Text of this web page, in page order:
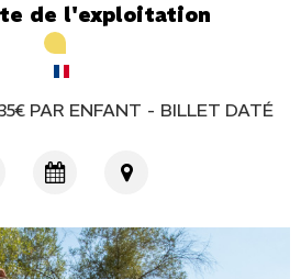
de l'exploitation
PAR ENFANT BILLET DATÉ